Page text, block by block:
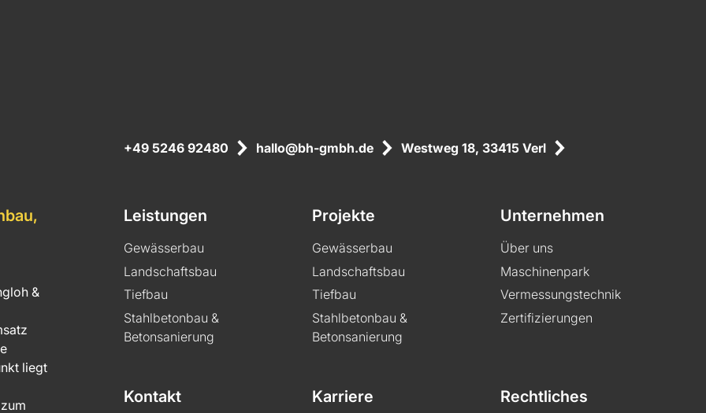
+49 5246 92480 hallo@bh-gmbh.de Westweg 18, 33415 Verl
&
liegt
Leistungen
Gewässerbau
Landschaftsbau
Tiefbau
Stahlbetonbau &
Betonsanierung
Projekte
Gewässerbau
Landschaftsbau
Tiefbau
Stahlbetonbau &
Betonsanierung
Unternehmen
Über uns
Maschinenpark
Vermessungstechnik
Zertifizierungen
Kontakt Karriere Rechtliches